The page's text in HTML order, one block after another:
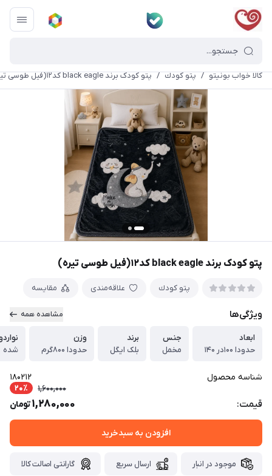
کالا خواب بونیتو / پتو كودك / پتو کودک برند black eagle کد۱۲(فیل طوسی تیره)
پتو کودک برند black eagle کد۱۲(فیل طوسی تیره)
پتو كودك علاقه‌مندی مقایسه
ویژگی‌ها مشاهده همه
ابعاد
حدودا ۱۰۰در ۱۴۰
جنس
مخمل
برند
بلک ایگل
وزن
حدودا ۸۰۰گرم
شده
شناسه محصول 180212
قیمت:
1,600,000 20٪
1,280,000تومان
افزودن به سبدخرید
موجود در انبار ارسال سریع گارانتی اصالت کالا